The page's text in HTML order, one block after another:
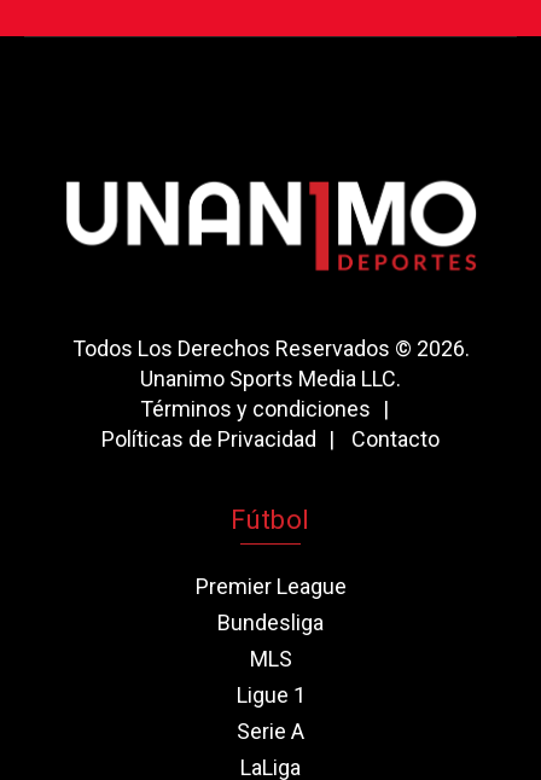
Todos Los Derechos Reservados © 2026.
Unanimo Sports Media LLC.
Términos y condiciones
Políticas de Privacidad
Contacto
Fútbol
Premier League
Bundesliga
MLS
Ligue 1
Serie A
LaLiga